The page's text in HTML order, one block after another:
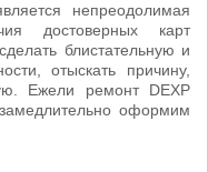
непреодолимая
достоверных карт
блистательную и
отыскать причину,
Ежели ремонт DEXP
оформим